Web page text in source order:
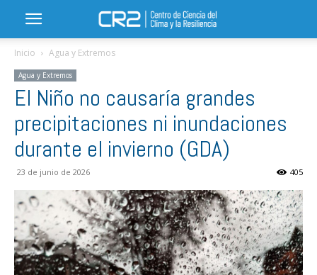
Inicio Agua y Extremos
Agua y Extremos
El Niño no causaría grandes
precipitaciones ni inundaciones
durante el invierno (GDA)
23 de junio de 2026 405